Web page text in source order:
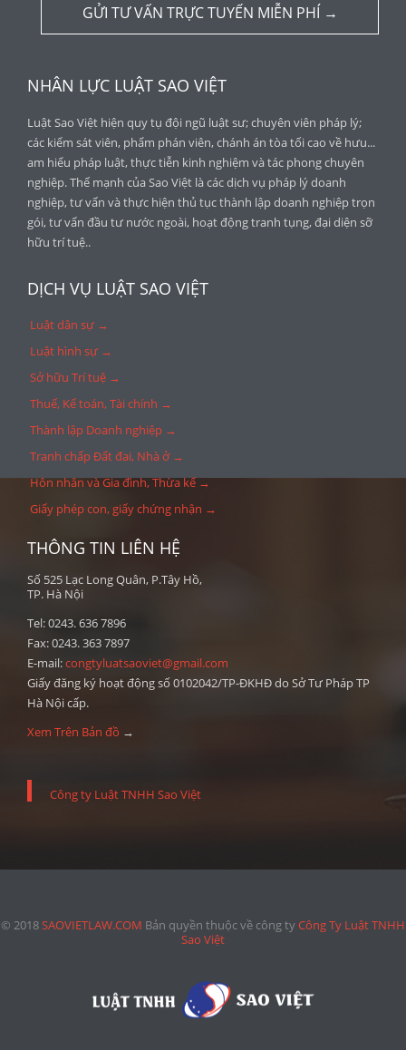
GỬI TƯ VẤN TRỰC TUYẾN MIỄN PHÍ →
NHÂN LỰC LUẬT SAO VIỆT
Luật Sao Việt hiện quy tụ đội ngũ luật sư; chuyên viên pháp lý;
các kiểm sát viên, phẩm phán viên, chánh án tòa tối cao về hưu...
am hiểu pháp luật, thực tiễn kinh nghiệm và tác phong chuyên
nghiệp. Thế mạnh của Sao Việt là các dịch vụ pháp lý doanh
nghiệp, tư vấn và thực hiện thủ tục thành lập doanh nghiệp trọn
gói, tư vấn đầu tư nước ngoài, hoạt động tranh tụng, đại diện sỡ
hữu trí tuệ..
DỊCH VỤ LUẬT SAO VIỆT
Luật dân sự →
Luật hình sự →
Sở hữu Trí tuệ →
Thuế, Kế toán, Tài chính →
Thành lập Doanh nghiệp →
Tranh chấp Đất đai, Nhà ở →
Hôn nhân và Gia đình, Thừa kế →
Giấy phép con, giấy chứng nhận →
THÔNG TIN LIÊN HỆ
Số 525 Lạc Long Quân, P.Tây Hồ,
TP. Hà Nội
Tel: 0243. 636 7896
Fax: 0243. 363 7897
E-mail:congtyluatsaoviet@gmail.com
Giấy đăng ký hoạt động số 0102042/TP-ĐKHĐ do Sở Tư Pháp TP
Hà Nội cấp.
Xem Trên Bản đồ →
Công ty Luật TNHH Sao Việt
© 2018SAOVIETLAW.COM Bản quyền thuộc về công tyCông Ty Luật TNHH
Sao Việt